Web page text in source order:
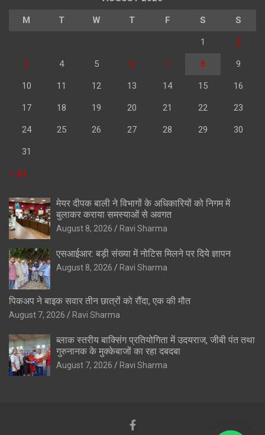
M T W T F S S
1 2
3 4 5 6 7 8 9
10 11 12 13 14 15 16
17 18 19 20 21 22 23
24 25 26 27 28 29 30
31
« Jul
मेयर दीपक बाली ने विभागों के अधिकारियों को निगम में
बुलाकर कराया समस्याओं से अवगत
August 8, 2026 Ravi Sharma
एसआईआर: बड़ी संख्या में नोटिस मिलने पर दिये ज्ञापन
August 8, 2026 Ravi Sharma
पिकअप ने बाइक सवार तीन छात्रों को रौंदा, एक की मौत
August 7, 2026 Ravi Sharma
ब्लाक स्तरीय बाक्सिंग प्रतियोगिता में उदयराज, जीबी पंत तथा
गुरुनानक के मुक्केबाजों का रहा दबदबा
August 7, 2026 Ravi Sharma